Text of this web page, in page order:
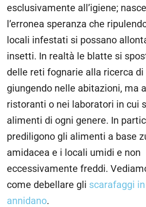
esclusivamente all’igiene;
l’erronea speranza che
locali infestati si possano
insetti. In realtà le blatte si
delle reti fognarie alla ricerca di
giungendo nelle abitazioni, ma
ristoranti o nei laboratori in cui
alimenti di ogni genere. In
prediligono gli alimenti a base
amidacea e i locali umidi e non
eccessivamente freddi.
come debellare gli scarafaggi
annidano.